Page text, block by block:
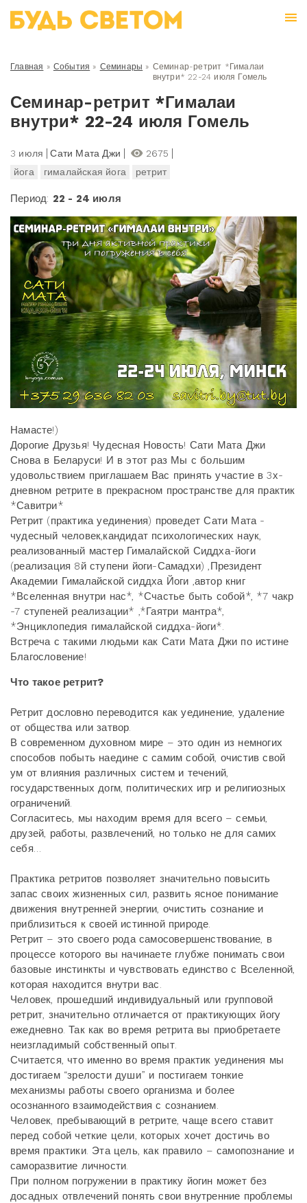
Главная » События » Семинары » Семинар-ретрит *Гималаи
внутри* 22-24 июля Гомель
Семинар-ретрит *Гималаи
внутри* 22-24 июля Гомель
3 июля Сати Мата Джи
2675
йога
гималайская йога ретрит
Период: 22 - 24 июля
Намасте!)
Дорогие Друзья! Чудесная Новость! Сати Мата Джи
Снова в Беларуси! И в этот раз Мы с большим
удовольствием приглашаем Вас принять участие в 3х-
дневном ретрите в прекрасном пространстве для практик
*Савитри*
Ретрит (практика уединения) проведет Сати Мата -
чудесный человек,кандидат психологических наук,
реализованный мастер Гималайской Сиддха-йоги
(реализация 8й ступени йоги-Самадхи) ,Президент
Академии Гималайской сиддха Йоги ,автор книг
*Вселенная внутри нас*, *Счастье быть собой*, *7 чакр
-7 ступеней реализации* ,*Гаятри мантра*,
*Энциклопедия гималайской сиддха-йоги*.
Встреча с такими людьми как Сати Мата Джи по истине
Благословение!
Что такое ретрит?
Ретрит дословно переводится как уединение, удаление
от общества или затвор.
В современном духовном мире – это один из немногих
способов побыть наедине с самим собой, очистив свой
ум от влияния различных систем и течений,
государственных догм, политических игр и религиозных
ограничений.
Согласитесь, мы находим время для всего – семьи,
друзей, работы, развлечений, но только не для самих
себя…
Практика ретритов позволяет значительно повысить
запас своих жизненных сил, развить ясное понимание
движения внутренней энергии, очистить сознание и
приблизиться к своей истинной природе.
Ретрит – это своего рода самосовершенствование, в
процессе которого вы начинаете глубже понимать свои
базовые инстинкты и чувствовать единство с Вселенной,
которая находится внутри вас.
Человек, прошедший индивидуальный или групповой
ретрит, значительно отличается от практикующих йогу
ежедневно. Так как во время ретрита вы приобретаете
неизгладимый собственный опыт.
Считается, что именно во время практик уединения мы
достигаем “зрелости души” и постигаем тонкие
механизмы работы своего организма и более
осознанного взаимодействия с сознанием.
Человек, пребывающий в ретрите, чаще всего ставит
перед собой четкие цели, которых хочет достичь во
время практики. Эта цель, как правило – самопознание и
саморазвитие личности.
При полном погружении в практику йогин может без
досадных отвлечений понять свои внутренние проблемы